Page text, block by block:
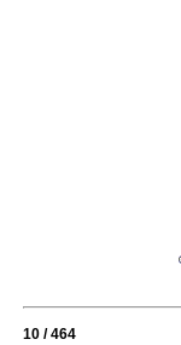
10 / 464